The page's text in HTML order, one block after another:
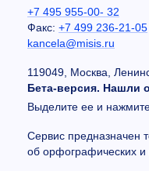
+7 495 955-00- 32
Факс: +7 499 236-21-05
kancela@misis.ru
119049, Москва,
Бета-версия. Нашли
Выделите ее и
Сервис предназначен
об орфографических и